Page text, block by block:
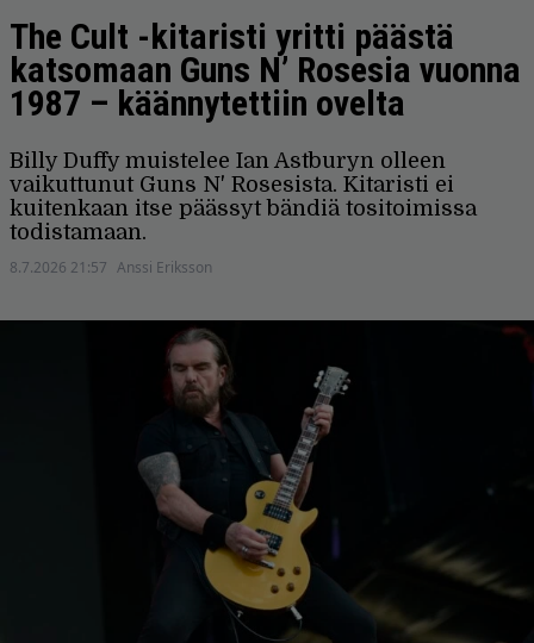
The Cult -kitaristi yritti päästä
katsomaan Guns N’ Rosesia vuonna
1987 – käännytettiin ovelta
Billy Duffy muistelee Ian Astburyn olleen
vaikuttunut Guns N' Rosesista. Kitaristi ei
kuitenkaan itse päässyt bändiä tositoimissa
todistamaan.
8.7.2026 21:57 Anssi Eriksson